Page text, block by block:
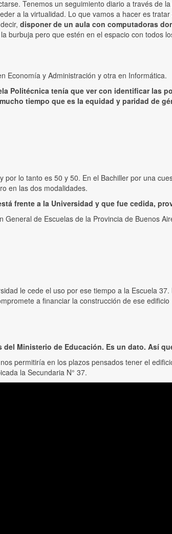
Tenemos un seguimiento diario a través de
a la virtualidad. Lo que vamos a hacer es
disponer de un aula con computadoras
burbuja pero que estén en el espacio con todos
Economía y Administración y otra en Informática.
Politécnica tenía que ver con identificar las
tiempo que es la equidad y paridad de
lo tanto es 50 y 50. En el Bachiller por una
en las dos modalidades.
frente a la Universidad y que fue cedida,
de Escuelas de la Provincia de Buenos
le cede el uso por ese tiempo a la Escuela
a financiar la construcción de ese edificio
Ministerio de Educación. Es un dato. Así
permitiría en los plazos pensados tener el
la Secundaria N° 37.